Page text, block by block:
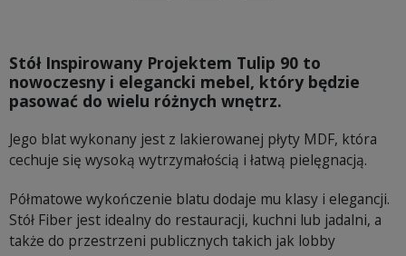
Stół Inspirowany Projektem Tulip 90 to
nowoczesny i elegancki mebel, który będzie
pasować do wielu różnych wnętrz.
Jego blat wykonany jest z lakierowanej płyty MDF, która
cechuje się wysoką wytrzymałością i łatwą pielęgnacją.
Półmatowe wykończenie blatu dodaje mu klasy i elegancji.
Stół Fiber jest idealny do restauracji, kuchni lub jadalni, a
także do przestrzeni publicznych takich jak lobby